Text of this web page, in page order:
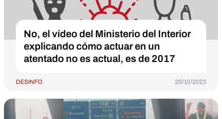
No, el vídeo del Ministerio del Interior
explicando cómo actuar en un
atentado no es actual, es de 2017
DESINFO 20/10/2023